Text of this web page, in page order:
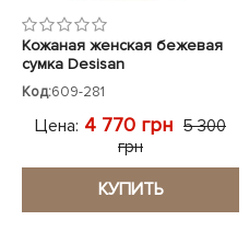
Кожаная женская бежевая
сумка Desisan
Код:609-281
Цена: 4 770 грн 5 300
грн
КУПИТЬ